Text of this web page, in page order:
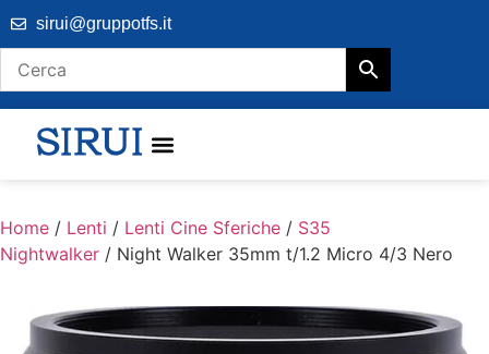
sirui@gruppotfs.it
Home / Lenti / Lenti Cine Sferiche / S35
Nightwalker / Night Walker 35mm t/1.2 Micro 4/3 Nero